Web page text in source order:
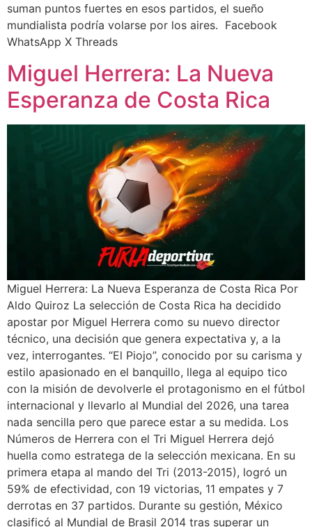
suman puntos fuertes en esos partidos, el sueño
mundialista podría volarse por los aires. Facebook
WhatsApp X Threads
Miguel Herrera: La Nueva
Esperanza de Costa Rica
Miguel Herrera: La Nueva Esperanza de Costa Rica Por
Aldo Quiroz La selección de Costa Rica ha decidido
apostar por Miguel Herrera como su nuevo director
técnico, una decisión que genera expectativa y, a la
vez, interrogantes. “El Piojo”, conocido por su carisma y
estilo apasionado en el banquillo, llega al equipo tico
con la misión de devolverle el protagonismo en el fútbol
internacional y llevarlo al Mundial del 2026, una tarea
nada sencilla pero que parece estar a su medida. Los
Números de Herrera con el Tri Miguel Herrera dejó
huella como estratega de la selección mexicana. En su
primera etapa al mando del Tri (2013-2015), logró un
59% de efectividad, con 19 victorias, 11 empates y 7
derrotas en 37 partidos. Durante su gestión, México
clasificó al Mundial de Brasil 2014 tras superar un